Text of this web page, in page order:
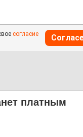
согласие
платным